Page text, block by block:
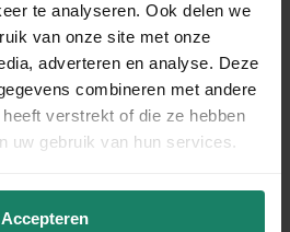
te analyseren. Ook delen we
van onze site met onze
adverteren en analyse. Deze
combineren met andere
verstrekt of die ze hebben
uw gebruik van hun services.
Accepteren